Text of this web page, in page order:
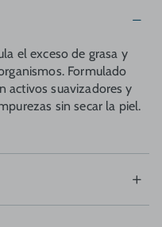
el exceso de grasa y
Formulado
activos suavizadores y
sin secar la piel.